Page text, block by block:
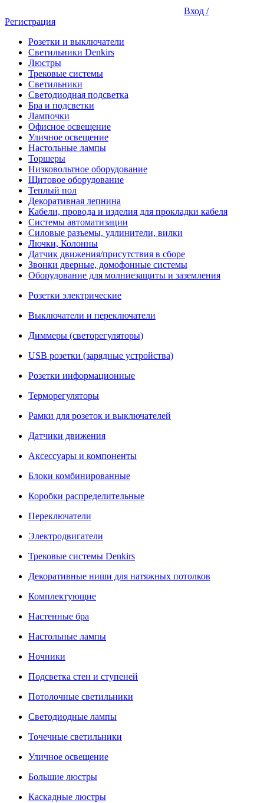
Вход /
Регистрация
Розетки и выключатели
Светильники Denkirs
Люстры
Трековые системы
Светильники
Светодиодная подсветка
Бра и подсветки
Лампочки
Офисное освещение
Уличное освещение
Настольные лампы
Торшеры
Низковольтное оборудование
Щитовое оборудование
Теплый пол
Декоративная лепнина
Кабели, провода и изделия для прокладки кабеля
Системы автоматизации
Силовые разъемы, удлинители, вилки
Лючки, Колонны
Датчик движения/присутствия в сборе
Звонки дверные, домофонные системы
Оборудование для молниезащиты и заземления
Розетки электрические
Выключатели и переключатели
Диммеры (светорегуляторы)
USB розетки (зарядные устройства)
Розетки информационные
Терморегуляторы
Рамки для розеток и выключателей
Датчики движения
Аксессуары и компоненты
Блоки комбинированные
Коробки распределительные
Переключатели
Электродвигатели
Трековые системы Denkirs
Декоративные ниши для натяжных потолков
Комплектующие
Настенные бра
Настольные лампы
Ночники
Подсветка стен и ступеней
Потолочные светильники
Светодиодные лампы
Точечные светильники
Уличное освещение
Большие люстры
Каскадные люстры